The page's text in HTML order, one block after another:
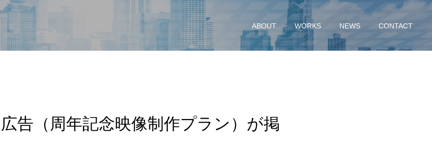
ABOUT WORKS NEWS CONTACT
告（周年記念映像制作プラン）が掲